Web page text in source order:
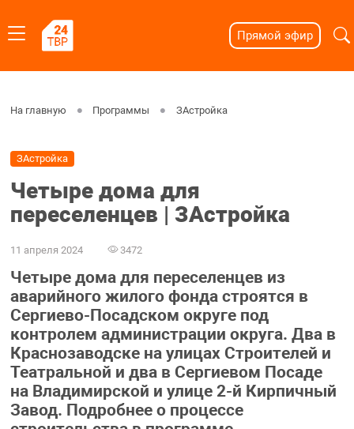
Прямой эфир
На главную Программы ЗАстройка
ЗАстройка
Четыре дома для
переселенцев | ЗАстройка
11 апреля 2024 3472
Четыре дома для переселенцев из
аварийного жилого фонда строятся в
Сергиево-Посадском округе под
контролем администрации округа. Два в
Краснозаводске на улицах Строителей и
Театральной и два в Сергиевом Посаде
на Владимирской и улице 2-й Кирпичный
Завод. Подробнее о процессе